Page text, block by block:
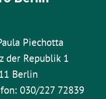
Piechotta
der Republik 1
Berlin
030/227 72839